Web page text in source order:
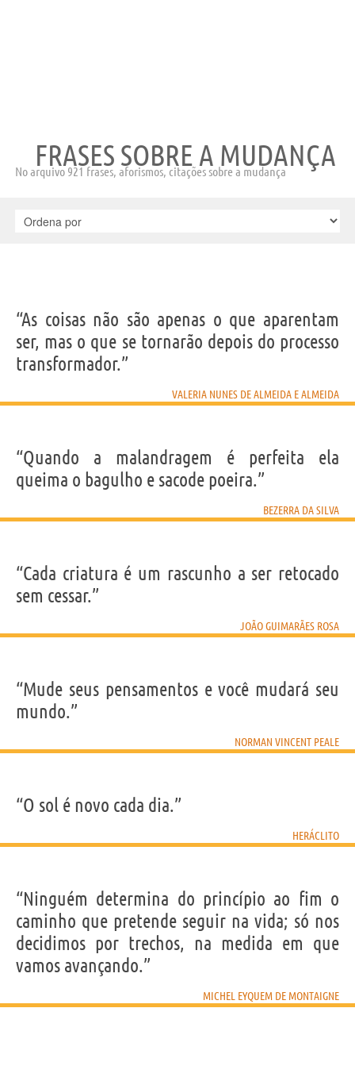
FRASES SOBRE A MUDANÇA
No arquivo 921 frases, aforismos, citações sobre a mudança
“As coisas não são apenas o que aparentam
ser, mas o que se tornarão depois do processo
transformador.”
VALERIA NUNES DE ALMEIDA E ALMEIDA
“Quando a malandragem é perfeita ela
queima o bagulho e sacode poeira.”
BEZERRA DA SILVA
“Cada criatura é um rascunho a ser retocado
sem cessar.”
JOÃO GUIMARÃES ROSA
“Mude seus pensamentos e você mudará seu
mundo.”
NORMAN VINCENT PEALE
“O sol é novo cada dia.”
HERÁCLITO
“Ninguém determina do princípio ao fim o
caminho que pretende seguir na vida; só nos
decidimos por trechos, na medida em que
vamos avançando.”
MICHEL EYQUEM DE MONTAIGNE